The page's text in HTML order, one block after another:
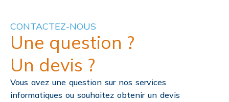
CONTACTEZ-NOUS
Une question ?
Un devis ?
Vous avez une question sur nos services
informatiques ou souhaitez obtenir un devis